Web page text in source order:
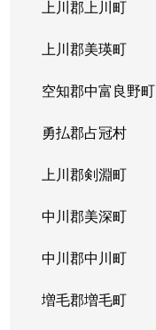
上川郡上川町
上川郡美瑛町
空知郡中富良野町
勇払郡占冠村
上川郡剣淵町
中川郡美深町
中川郡中川町
増毛郡増毛町